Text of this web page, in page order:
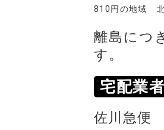
810円の地域
離島につ
す。
宅配業
佐川急便